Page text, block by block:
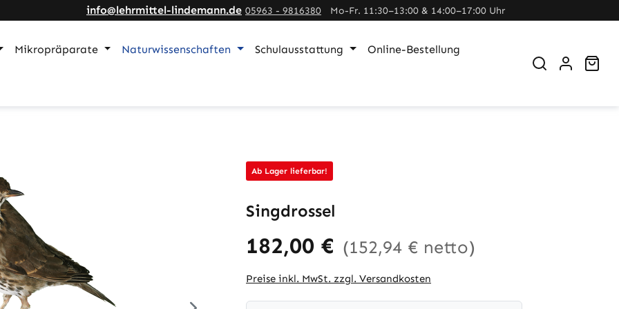
info@lehrmittel-lindemann.de 05963 - 9816380 Mo-Fr. 11:30–13:00 & 14:00–17:00 Uhr
Mikropräparate Naturwissenschaften Schulausstattung Online-Bestellung
Ab Lager lieferbar!
Singdrossel
182,00 € (152,94 € netto)
Preise inkl. MwSt. zzgl. Versandkosten